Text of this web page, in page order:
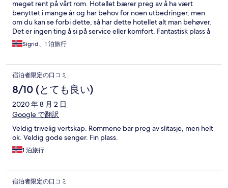
meget rent på vårt rom. Hotellet bærer preg av å ha vært
benyttet i mange år og har behov for noen utbedringer, men
om du kan se forbi dette, så har dette hotellet alt man behøver.
Det er ingen ting å si på service eller komfort. Fantastisk plass å
stoppe. Anbefales for alle enten man vil benytte dette som
utgangspunkt for turer i fjellet eller trenger et sted å hvile på
Sigrid、1 泊旅行
宿泊者限定の口コミ
8/10 (とても良い)
2020 年 8 月 2 日
Google で翻訳
Veldig trivelig vertskap. Rommene bar preg av slitasje, men helt
ok. Veldig gode senger. Fin plass.
1 泊旅行
宿泊者限定の口コミ